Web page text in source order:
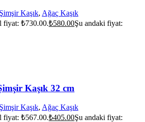
Şimşir Kaşık, Ağaç Kaşık
fiyat: ₺730.00.₺580.00Şu andaki fiyat:
Kaşık 32 cm
Şimşir Kaşık, Ağaç Kaşık
fiyat: ₺567.00.₺405.00Şu andaki fiyat: